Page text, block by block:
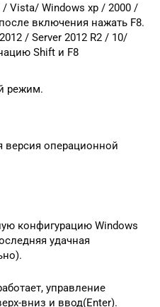
/ Vista/ Windows xp / 2000 /
включения нажать F8.
/ Server 2012 R2 / 10/
Shift и F8
режим.
версия операционной
конфигурацию Windows
удачная
управление
вниз и ввод(Enter).